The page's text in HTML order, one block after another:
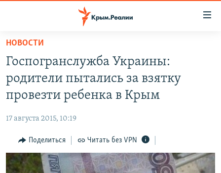
Вернуться
основному
содержанию
Вернутся
главной
навигации
Вернутся
поиску
СПЕЦПРОЕКТЫ
11 ЛЕТ ОККУПАЦИИ КРЫМА. 11 ИСТОРИЙ СОПРОТИВЛЕНИЯ
ВОДА
ЕЩЕ
ИНТЕРАКТИВ
ИНФОГРАФИКА
РАДІО СВОБОДА
КАК ОБОЙТИ БЛОКИРОВКУ
НОВОСТИ
Госпогранслужба Украины:
родители пытались за взятку
провезти ребенка в Крым
17 августа 2015, 10:19
Поделиться Читать без VPN